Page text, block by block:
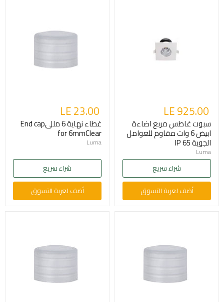
LE 925.00
سبوت غاطس مربع اضاءة
ابيض 6 وات مقاوم للعوامل
الجوية IP 65
Luma
شراء سريع
أضف لعربة التسوق
LE 23.00
غطاء نهاية 6 مللىEnd cap
for 6mmClear
Luma
شراء سريع
أضف لعربة التسوق